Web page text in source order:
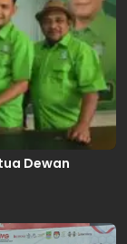
Dewan